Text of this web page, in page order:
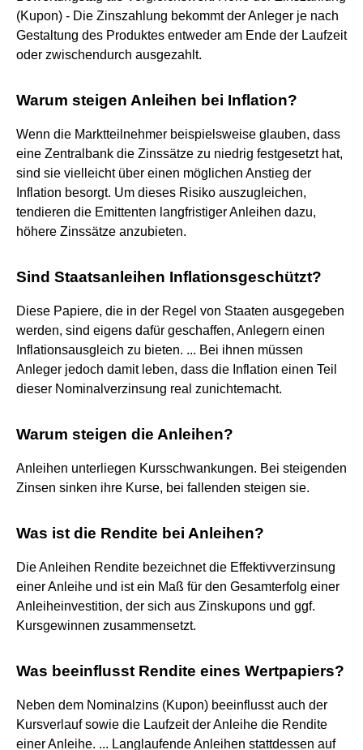
(Kupon) - Die Zinszahlung bekommt der Anleger je nach
Gestaltung des Produktes entweder am Ende der Laufzeit
oder zwischendurch ausgezahlt.
Warum steigen Anleihen bei Inflation?
Wenn die Marktteilnehmer beispielsweise glauben, dass
eine Zentralbank die Zinssätze zu niedrig festgesetzt hat,
sind sie vielleicht über einen möglichen Anstieg der
Inflation besorgt. Um dieses Risiko auszugleichen,
tendieren die Emittenten langfristiger Anleihen dazu,
höhere Zinssätze anzubieten.
Sind Staatsanleihen Inflationsgeschützt?
Diese Papiere, die in der Regel von Staaten ausgegeben
werden, sind eigens dafür geschaffen, Anlegern einen
Inflationsausgleich zu bieten. ... Bei ihnen müssen
Anleger jedoch damit leben, dass die Inflation einen Teil
dieser Nominalverzinsung real zunichtemacht.
Warum steigen die Anleihen?
Anleihen unterliegen Kursschwankungen. Bei steigenden
Zinsen sinken ihre Kurse, bei fallenden steigen sie.
Was ist die Rendite bei Anleihen?
Die Anleihen Rendite bezeichnet die Effektivverzinsung
einer Anleihe und ist ein Maß für den Gesamterfolg einer
Anleiheinvestition, der sich aus Zinskupons und ggf.
Kursgewinnen zusammensetzt.
Was beeinflusst Rendite eines Wertpapiers?
Neben dem Nominalzins (Kupon) beeinflusst auch der
Kursverlauf sowie die Laufzeit der Anleihe die Rendite
einer Anleihe. ... Langlaufende Anleihen stattdessen auf